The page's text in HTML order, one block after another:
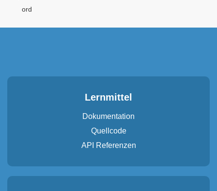
ord
Lernmittel
Dokumentation
Quellcode
API Referenzen